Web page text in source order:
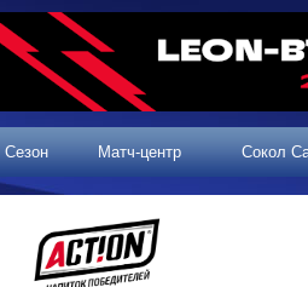
Сезон Матч-центр Сокол